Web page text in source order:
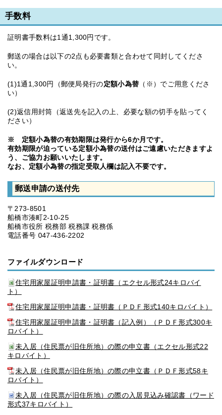
手数料
証明書手数料は1通1,300円です。
郵送の場合は以下の2点も必要書類と合わせて同封してくださ
い。
(1)1通1,300円（郵便局発行の定額小為替 （※）でご用意くださ
い）
(2)返信用封筒（返送先を記入の上、必要な額の切手を貼ってく
ださい）
※ 定額小為替の有効期限は発行から6か月です。
有効期限が迫っている定額小為替の送付はご遠慮いただきますよ
う、ご協力お願いいたします。
なお、定額小為替の指定受取人欄は記入不要です。
郵送申請の送付先
〒273-8501
船橋市湊町2-10-25
船橋市役所 税務部 税務課 税務係
電話番号 047-436-2202
ファイルダウンロード
住宅用家屋証明申請書・証明書（エクセル形式24キロバイ
ト）
住宅用家屋証明申請書・証明書（ＰＤＦ形式140キロバイト）
住宅用家屋証明申請書・証明書（記入例）（ＰＤＦ形式300キ
ロバイト）
未入居（住民票が旧住所地）の際の申立書（エクセル形式22
キロバイト）
未入居（住民票が旧住所地）の際の申立書（ＰＤＦ形式58キ
ロバイト）
未入居（住民票が旧住所地）の際の入居見込み確認書（ワード
形式37キロバイト）